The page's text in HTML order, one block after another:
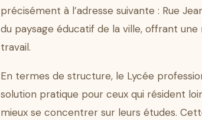
précisément à l’adresse suivante : Rue
du paysage éducatif de la ville, offrant
travail.
En termes de structure, le Lycée
solution pratique pour ceux qui résident
mieux se concentrer sur leurs études.